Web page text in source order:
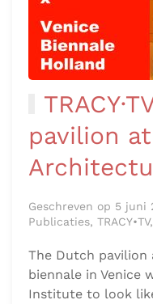
pavilion
Geschreven op 5 juni
Publicaties,
The Dutch pavilion
biennale in Venice
Institute to look